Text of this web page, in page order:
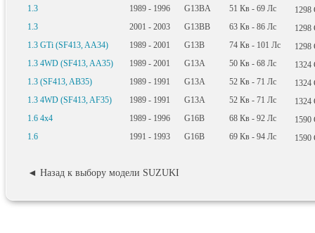
1.3
1989 - 1996 G13BA 51 Кв - 69 Лс 1298
1.3
2001 - 2003 G13BB 63 Кв - 86 Лс 1298
1.3 GTi (SF413, AA34)
1989 - 2001 G13B 74 Кв - 101 Лс 1298
1.3 4WD (SF413, AA35)
1989 - 2001 G13A 50 Кв - 68 Лс 1324
1.3 (SF413, AB35)
1989 - 1991 G13A 52 Кв - 71 Лс 1324
1.3 4WD (SF413, AF35)
1989 - 1991 G13A 52 Кв - 71 Лс 1324
1.6 4x4
1989 - 1996 G16B 68 Кв - 92 Лс 1590
1.6
1991 - 1993 G16B 69 Кв - 94 Лс 1590
◄ Назад к выбору модели SUZUKI